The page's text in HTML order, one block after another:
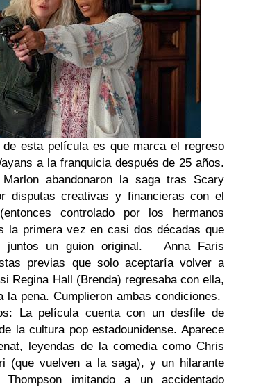
de esta película es que marca el regreso
a la franquicia después de 25 años.
abandonaron la saga tras Scary
disputas creativas y financieras con el
controlado por los hermanos
la primera vez en casi dos décadas que
juntos un guion original.
Anna Faris
previas que solo aceptaría volver a
Regina Hall (Brenda) regresaba con ella,
pena. Cumplieron ambas condiciones.
La película cuenta con un desfile de
la cultura pop estadounidense. Aparece
leyendas de la comedia como Chris
(que vuelven a la saga), y un hilarante
imitando a un accidentado